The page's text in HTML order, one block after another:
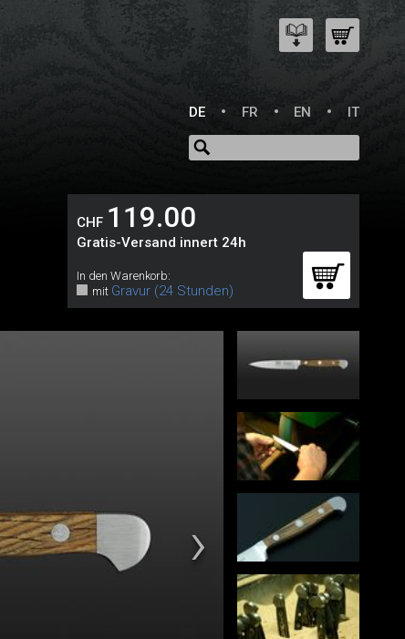
DE
FR EN IT
CHF 119.00
Gratis-Versand innert 24h
In den Warenkorb:
mit Gravur (24 Stunden)